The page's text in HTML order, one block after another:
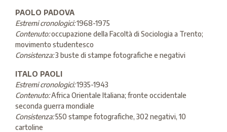
PAOLO PADOVA
Estremi cronologici:1968-1975
Contenuto:occupazione della Facoltà di Sociologia a Trento;
movimento studentesco
Consistenza:3 buste di stampe fotografiche e negativi
ITALO PAOLI
Estremi cronologici:1935-1943
Contenuto:Africa Orientale Italiana; fronte occidentale
seconda guerra mondiale
Consistenza:550 stampe fotografiche, 302 negativi, 10
cartoline